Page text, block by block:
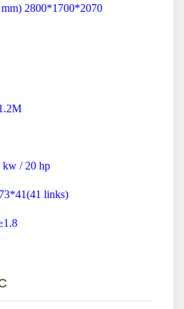
mm) 2800*1700*2070
kw / 20 hp
links)